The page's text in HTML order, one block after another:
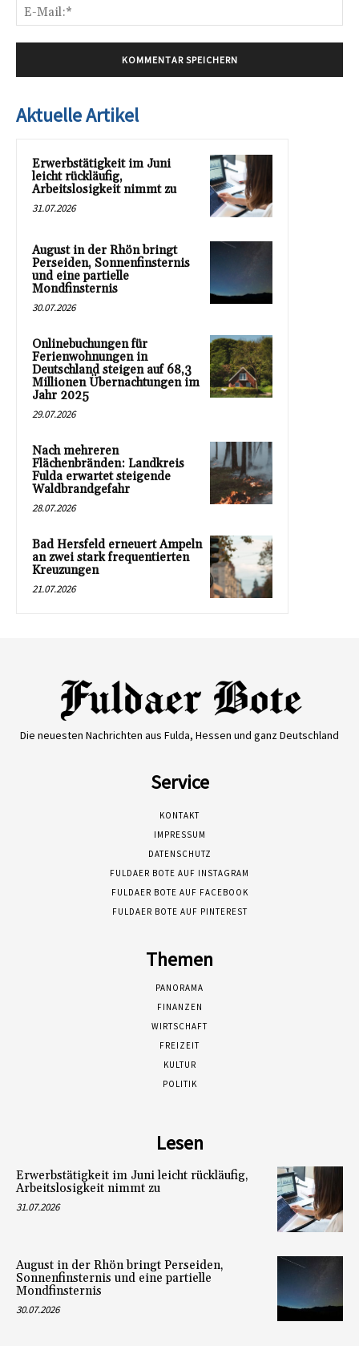
Aktuelle Artikel
Erwerbstätigkeit im Juni
leicht rückläufig,
Arbeitslosigkeit nimmt zu
31.07.2026
August in der Rhön bringt
Perseiden, Sonnenfinsternis
und eine partielle
Mondfinsternis
30.07.2026
Onlinebuchungen für
Ferienwohnungen in
Deutschland steigen auf 68,3
Millionen Übernachtungen im
Jahr 2025
29.07.2026
Nach mehreren
Flächenbränden: Landkreis
Fulda erwartet steigende
Waldbrandgefahr
28.07.2026
Bad Hersfeld erneuert Ampeln
an zwei stark frequentierten
Kreuzungen
21.07.2026
Die neuesten Nachrichten aus Fulda, Hessen und ganz Deutschland
Service
KONTAKT
IMPRESSUM
DATENSCHUTZ
FULDAER BOTE AUF INSTAGRAM
FULDAER BOTE AUF FACEBOOK
FULDAER BOTE AUF PINTEREST
Themen
PANORAMA
FINANZEN
WIRTSCHAFT
FREIZEIT
KULTUR
POLITIK
Lesen
Erwerbstätigkeit im Juni leicht rückläufig,
Arbeitslosigkeit nimmt zu
31.07.2026
August in der Rhön bringt Perseiden,
Sonnenfinsternis und eine partielle
Mondfinsternis
30.07.2026